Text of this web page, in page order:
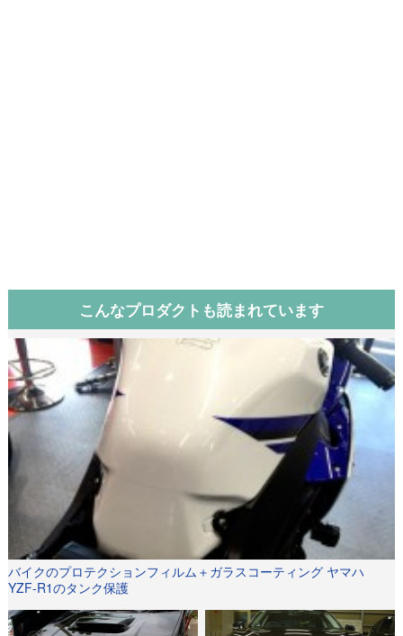
こんなプロダクトも読まれています
バイクのプロテクションフィルム＋ガラスコーティング ヤマハ
YZF-R1のタンク保護